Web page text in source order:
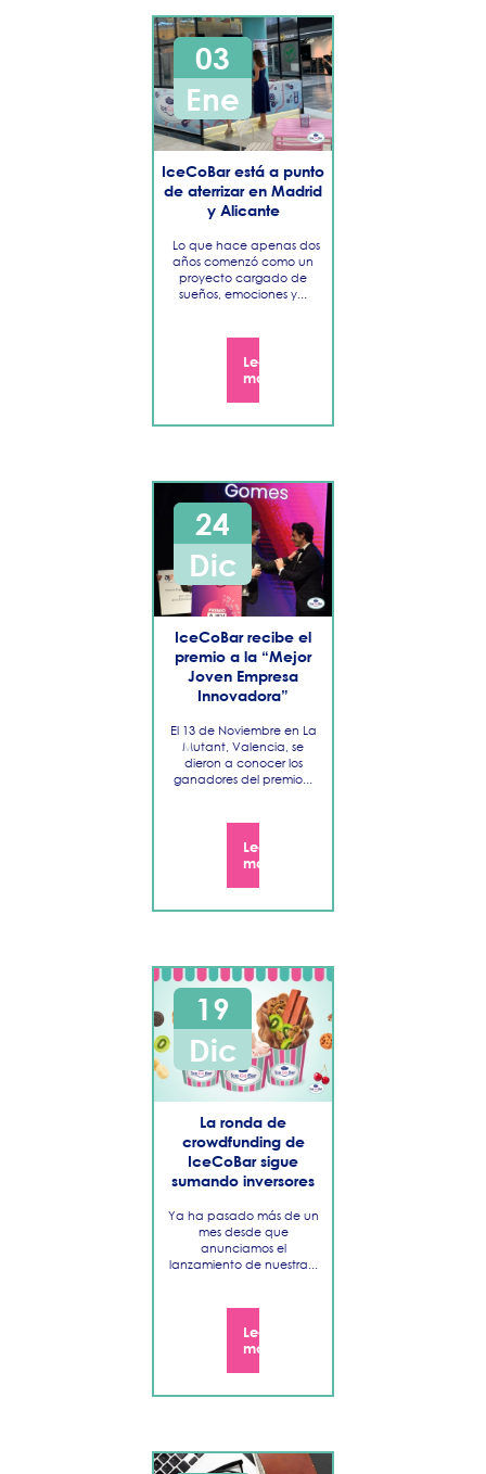
03
Ene
​IceCoBar está a punto
de aterrizar en Madrid
y Alicante
Lo que hace apenas dos
años comenzó como un
proyecto cargado de
sueños, emociones y...
Leer
más
24
Dic
IceCoBar recibe el
premio a la “Mejor
Joven Empresa
Innovadora”
El 13 de Noviembre en La
Mutant, Valencia, se
dieron a conocer los
ganadores del premio...
Leer
más
19
Dic
​La ronda de
crowdfunding de
IceCoBar sigue
sumando inversores
Ya ha pasado más de un
mes desde que
anunciamos el
lanzamiento de nuestra...
Leer
más